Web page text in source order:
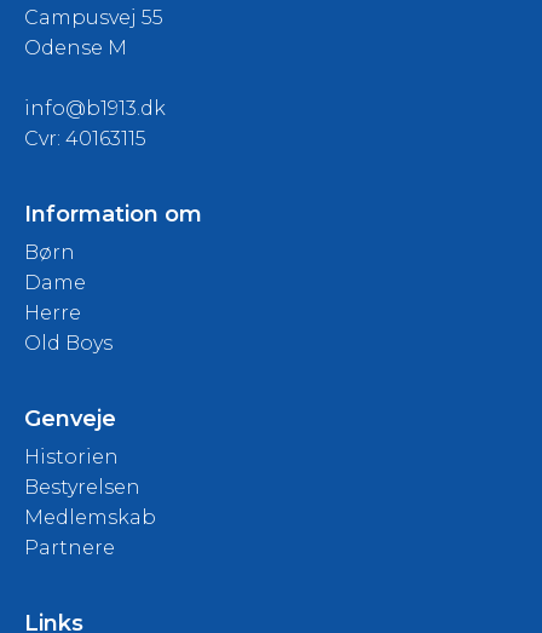
Campusvej 55
Odense M
info@b1913.dk
Cvr: 40163115
Information om
Børn
Dame
Herre
Old Boys
Genveje
Historien
Bestyrelsen
Medlemskab
Partnere
Links